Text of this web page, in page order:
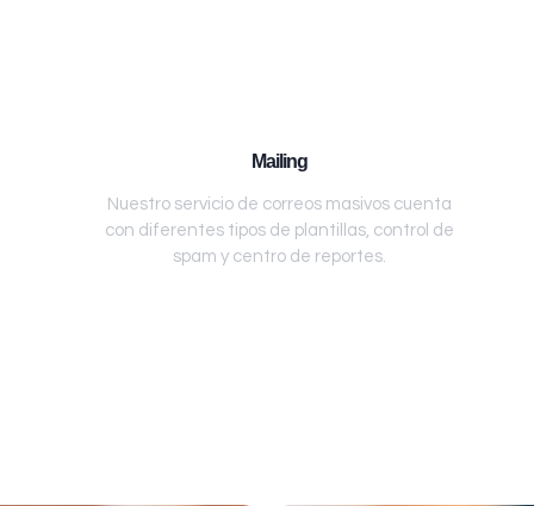
Mailing
Nuestro servicio de correos masivos cuenta
con diferentes tipos de plantillas, control de
spam y centro de reportes.